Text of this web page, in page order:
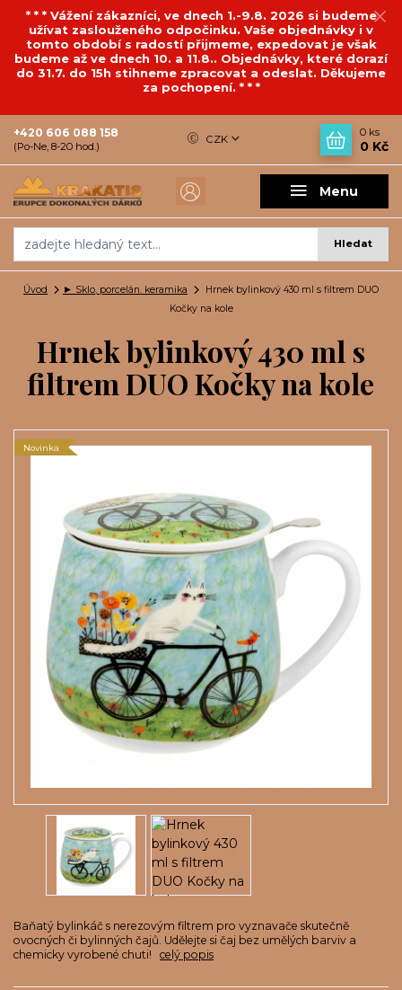
* * * Vážení zákazníci, ve dnech 1.-9.8. 2026 si budeme
užívat zaslouženého odpočinku. Vaše objednávky i v
tomto období s radostí přijmeme, expedovat je však
budeme až ve dnech 10. a 11.8.. Objednávky, které dorazí
do 31.7. do 15h stihneme zpracovat a odeslat. Děkujeme
za pochopení. * * *
Menu
CZK
Hledat
+420 606 088 158
(Po-Ne, 8-20 hod.)
0 ks
0 Kč
Úvod ► Sklo, porcelán. keramika
Hrnek bylinkový 430 ml s filtrem DUO
Kočky na kole
Hrnek bylinkový 430 ml s
filtrem DUO Kočky na kole
Novinka
Baňatý bylinkáč s nerezovým filtrem pro vyznavače skutečně
ovocných či bylinných čajů. Udělejte si čaj bez umělých barviv a
chemicky vyrobené chuti! celý popis